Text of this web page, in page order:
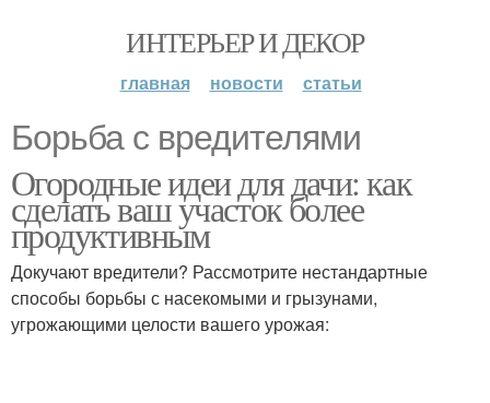
ИНТЕРЬЕР И ДЕКОР
главная новости статьи
Борьба с вредителями
Огородные идеи для дачи: как
сделать ваш участок более
продуктивным
Докучают вредители? Рассмотрите нестандартные
способы борьбы с насекомыми и грызунами,
угрожающими целости вашего урожая: